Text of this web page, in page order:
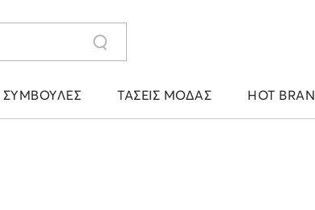
ΣΥΜΒΟΥΛΈΣ ΤΆΣΕΙΣ ΜΌΔΑΣ HOT